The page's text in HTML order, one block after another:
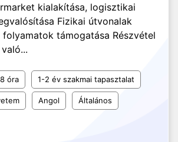
kialakítása, logisztikai
Fizikai útvonalak
folyamatok támogatása Részvétel
óra 1-2 év szakmai tapasztalat
Angol Általános